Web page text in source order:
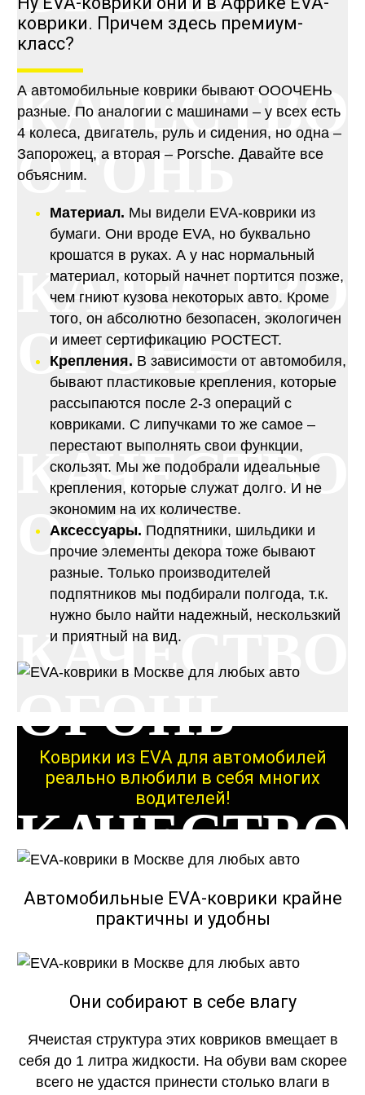
КАЧЕСТВО
ОГОНЬ
КАЧЕСТВО
ОГОНЬ
КАЧЕСТВО
ОГОНЬ
КАЧЕСТВО
ОГОНЬ
КАЧЕСТВО
ОГОНЬ
КАЧЕСТВО
ОГОНЬ
коврики. Причем здесь премиум-
класс?
А автомобильные коврики бывают ОООЧЕНЬ
разные. По аналогии с машинами – у всех есть
4 колеса, двигатель, руль и сидения, но одна –
Запорожец, а вторая – Porsche. Давайте все
объясним.
Материал. Мы видели EVA-коврики из
бумаги. Они вроде EVA, но буквально
крошатся в руках. А у нас нормальный
материал, который начнет портится позже,
чем гниют кузова некоторых авто. Кроме
того, он абсолютно безопасен, экологичен
и имеет сертификацию РОСТЕСТ.
Крепления. В зависимости от автомобиля,
бывают пластиковые крепления, которые
рассыпаются после 2-3 операций с
ковриками. С липучками то же самое –
перестают выполнять свои функции,
скользят. Мы же подобрали идеальные
крепления, которые служат долго. И не
экономим на их количестве.
Аксессуары. Подпятники, шильдики и
прочие элементы декора тоже бывают
разные. Только производителей
подпятников мы подбирали полгода, т.к.
нужно было найти надежный, нескользкий
и приятный на вид.
Коврики из EVA для автомобилей
реально влюбили в себя многих
водителей!
Автомобильные EVA-коврики крайне
практичны и удобны
Они собирают в себе влагу
Ячеистая структура этих ковриков вмещает в
себя до 1 литра жидкости. На обуви вам скорее
всего не удастся принести столько влаги в